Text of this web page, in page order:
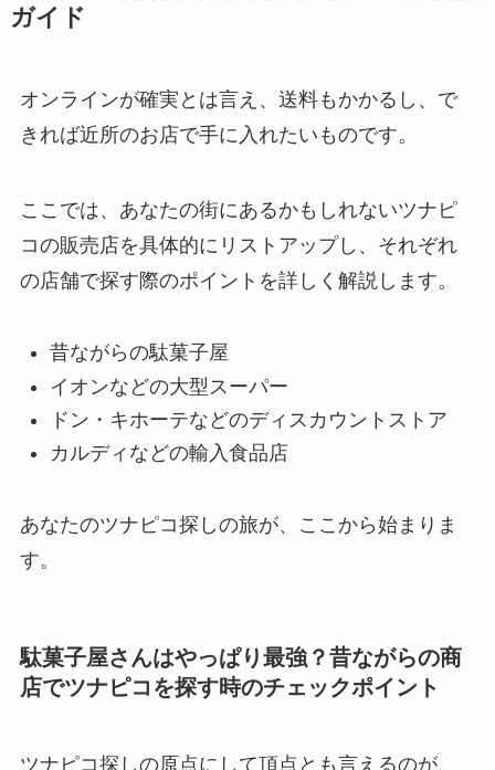
ガイド
オンラインが確実とは言え、送料もかかるし、で
きれば近所のお店で手に入れたいものです。
ここでは、あなたの街にあるかもしれないツナピ
コの販売店を具体的にリストアップし、それぞれ
の店舗で探す際のポイントを詳しく解説します。
昔ながらの駄菓子屋
イオンなどの大型スーパー
ドン・キホーテなどのディスカウントストア
カルディなどの輸入食品店
あなたのツナピコ探しの旅が、ここから始まりま
す。
駄菓子屋さんはやっぱり最強？昔ながらの商
店でツナピコを探す時のチェックポイント
ツナピコ探しの原点にして頂点とも言えるのが、